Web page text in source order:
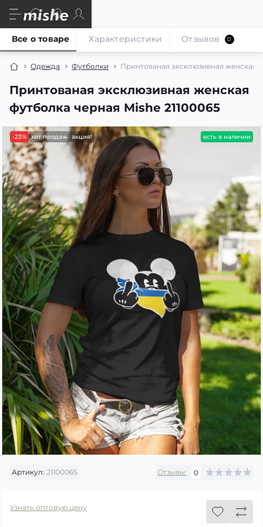
Одежда Футболки Принтованая эксклюзивная женская
Принтованая эксклюзивная женская
футболка черная Mishe 21100065
Все о товаре Характеристики Отзывов 0
-23% хит продаж акция! есть в наличии
Артикул: 21100065 Отзывы: 0
Узнать оптовую цену